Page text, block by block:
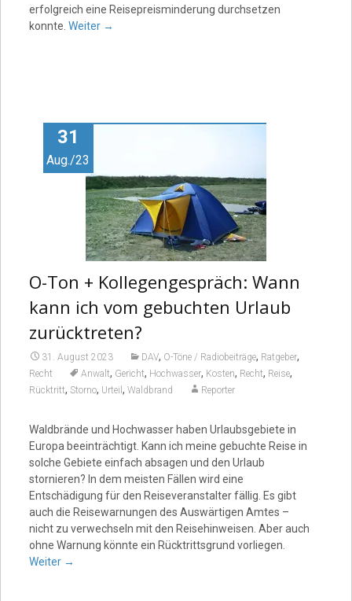
erfolgreich eine Reisepreisminderung durchsetzen
konnte. Weiter →
31
Aug./23
O-Ton + Kollegengespräch: Wann
kann ich vom gebuchten Urlaub
zurücktreten?
31. August 2023 DAV, O-Töne / Radiobeiträge, Ratgeber,
Recht Anwalt, Gericht, Hochwasser, Kosten, Recht, Reise,
Rücktritt, Storno, Urteil , Waldbrand Reporter
Waldbrände und Hochwasser haben Urlaubsgebiete in
Europa beeinträchtigt. Kann ich meine gebuchte Reise in
solche Gebiete einfach absagen und den Urlaub
stornieren? In dem meisten Fällen wird eine
Entschädigung für den Reiseveranstalter fällig. Es gibt
auch die Reisewarnungen des Auswärtigen Amtes –
nicht zu verwechseln mit den Reisehinweisen. Aber auch
ohne Warnung könnte ein Rücktrittsgrund vorliegen.
Weiter →